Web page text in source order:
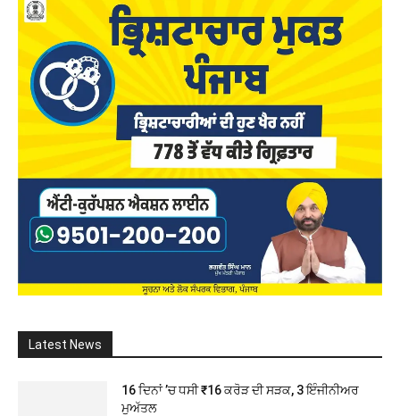
Latest News
16 ਦਿਨਾਂ ’ਚ ਧਸੀ ₹16 ਕਰੋੜ ਦੀ ਸੜਕ, 3 ਇੰਜੀਨੀਅਰ
ਮੁਅੱਤਲ